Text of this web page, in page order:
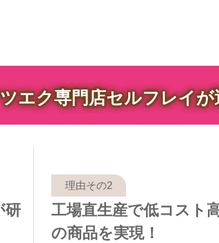
エク専門店セルフレイが
研
工場直生産で低コスト
の商品を実現！